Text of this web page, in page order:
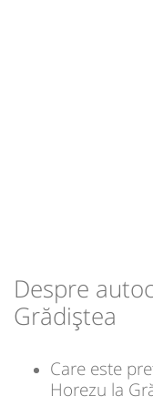
Despre
Grădiștea
Care este
Horezu la